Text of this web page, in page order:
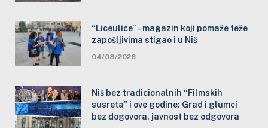
“Liceulice” – magazin koji pomaže teže
zapošljivima stigao i u Niš
04/08/2026
Niš bez tradicionalnih “Filmskih
susreta” i ove godine: Grad i glumci
bez dogovora, javnost bez odgovora